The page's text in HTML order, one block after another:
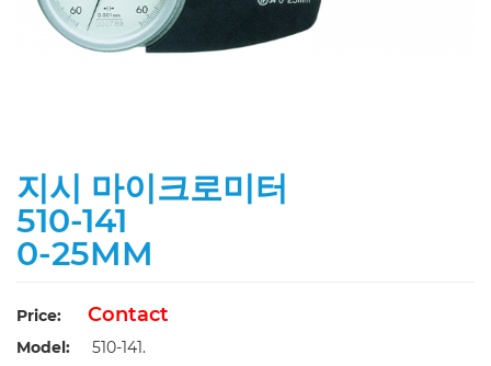
지시 마이크로미터
510-141
0-25MM
Price: Contact
Model:
510-141.